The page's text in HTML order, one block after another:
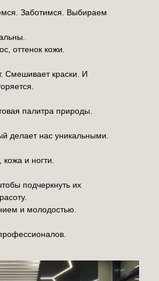
Заботимся. Выбираем
оттенок кожи.
Смешивает краски. И
палитра природы.
делает нас уникальными.
и ногти.
подчеркнуть их
и молодостью.